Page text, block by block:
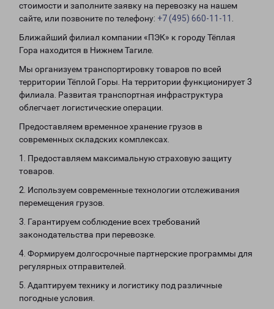
стоимости и заполните заявку на перевозку на нашем
сайте, или позвоните по телефону: +7 (495) 660-11-11
Ближайший филиал компании «ПЭК» к городу Тёплая
Гора находится в Нижнем Тагиле.
Мы организуем транспортировку товаров по всей
территории Тёплой Горы. На территории функционирует 3
филиала. Развитая транспортная инфраструктура
облегчает логистические операции.
Предоставляем временное хранение грузов в
современных складских комплексах.
1. Предоставляем максимальную страховую защиту
товаров.
2. Используем современные технологии отслеживания
перемещения грузов.
3. Гарантируем соблюдение всех требований
законодательства при перевозке.
4. Формируем долгосрочные партнерские программы для
регулярных отправителей.
5. Адаптируем технику и логистику под различные
погодные условия.